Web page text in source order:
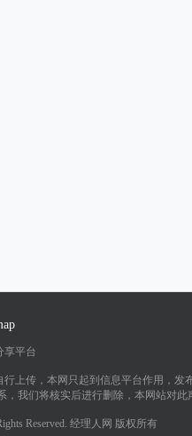
享平台
上传，本网只起到信息平台作用，
我们将核实后进行删除，本网站对此
Reserved. 经理人网 版权所有